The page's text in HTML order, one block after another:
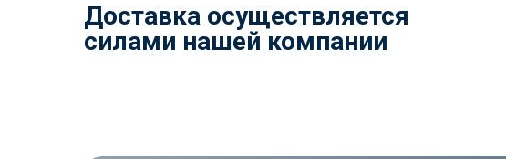
Доставка осуществляется
силами нашей компании